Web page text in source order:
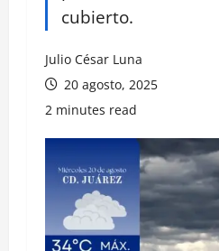
cubierto.
Julio César Luna
20 agosto, 2025
2 minutes read